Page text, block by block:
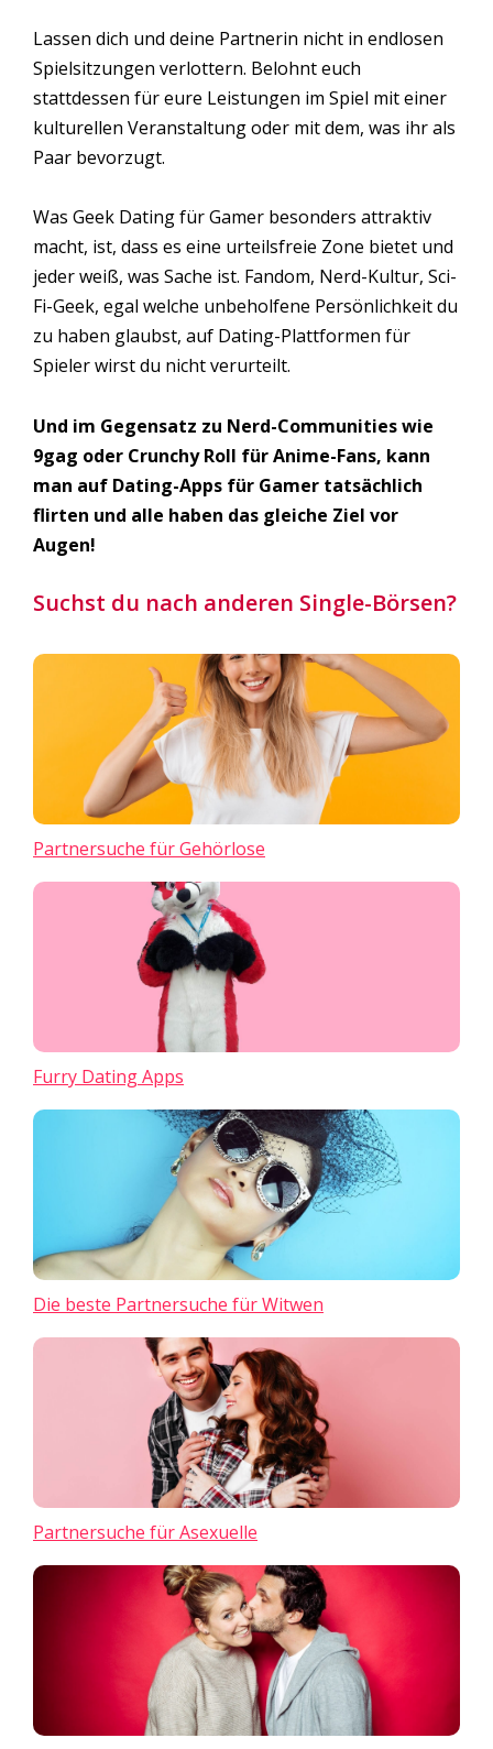
Lassen dich und deine Partnerin nicht in endlosen
Spielsitzungen verlottern. Belohnt euch
stattdessen für eure Leistungen im Spiel mit einer
kulturellen Veranstaltung oder mit dem, was ihr als
Paar bevorzugt.
Was Geek Dating für Gamer besonders attraktiv
macht, ist, dass es eine urteilsfreie Zone bietet und
jeder weiß, was Sache ist. Fandom, Nerd-Kultur, Sci-
Fi-Geek, egal welche unbeholfene Persönlichkeit du
zu haben glaubst, auf Dating-Plattformen für
Spieler wirst du nicht verurteilt.
Und im Gegensatz zu Nerd-Communities wie
9gag oder Crunchy Roll für Anime-Fans, kann
man auf Dating-Apps für Gamer tatsächlich
flirten und alle haben das gleiche Ziel vor
Augen!
Suchst du nach anderen Single-Börsen?
Partnersuche für Gehörlose
Furry Dating Apps
Die beste Partnersuche für Witwen
Partnersuche für Asexuelle